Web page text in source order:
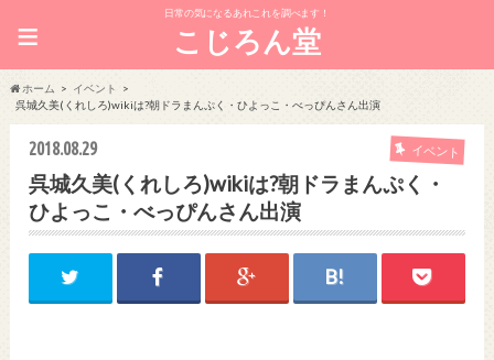
日常の気になるあれこれを調べます！
こじろん堂
≡
ホーム
イベント
呉城久美(くれしろ)wikiは?朝ドラまんぷく・ひよっこ・べっぴんさん出演
2018.08.29 イベント
呉城久美(くれしろ)wikiは?朝ドラまんぷく・
ひよっこ・べっぴんさん出演